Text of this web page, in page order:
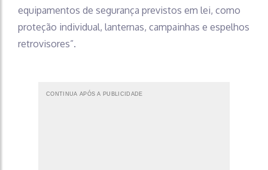
equipamentos de segurança previstos em lei, como
proteção individual, lanternas, campainhas e espelhos
retrovisores”.
CONTINUA APÓS A PUBLICIDADE